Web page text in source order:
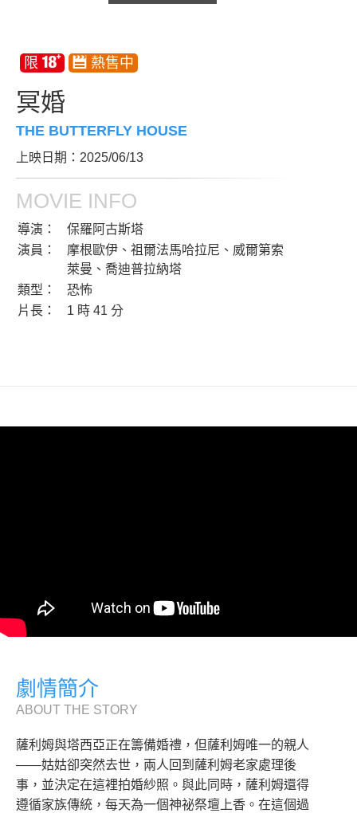
冥婚
THE BUTTERFLY HOUSE
上映日期：2025/06/13
MOVIE INFO
導演：
保羅阿古斯塔
演員：
摩根歐伊、祖爾法馬哈拉尼、威爾第索
萊曼、喬迪普拉納塔
類型：
恐怖
片長：
1 時 41 分
劇情簡介
ABOUT THE STORY
薩利姆與塔西亞正在籌備婚禮，但薩利姆唯一的親人
——姑姑卻突然去世，兩人回到薩利姆老家處理後
事，並決定在這裡拍婚紗照。與此同時，薩利姆還得
遵循家族傳統，每天為一個神祕祭壇上香。在這個過